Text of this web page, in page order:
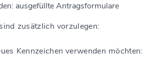
ausgefüllte Antragsformulare
zusätzlich vorzulegen:
Kennzeichen verwenden möchten: